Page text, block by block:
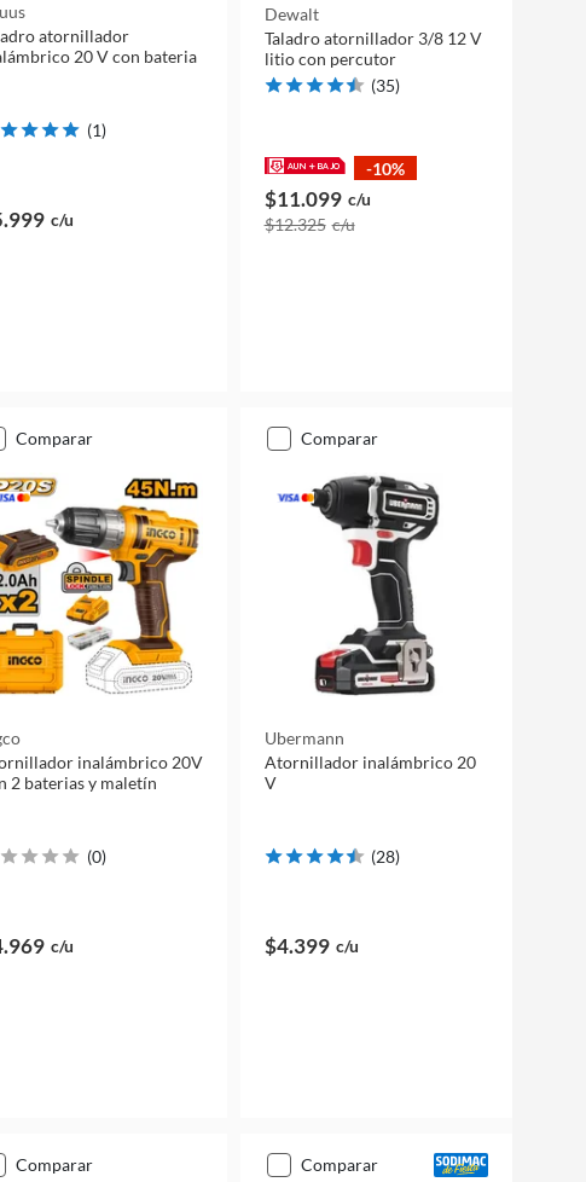
atornillador
20 V con bateria
(1)
c/u
Dewalt
Taladro atornillador 3/8 12 V
litio con percutor
(35)
-10%
$11.099 c/u
$12.325 c/u
comparar
inalámbrico 20V
2 baterias y maletín
(0)
c/u
comparar
Ubermann
Atornillador inalámbrico 20
V
(28)
$4.399 c/u
comparar comparar